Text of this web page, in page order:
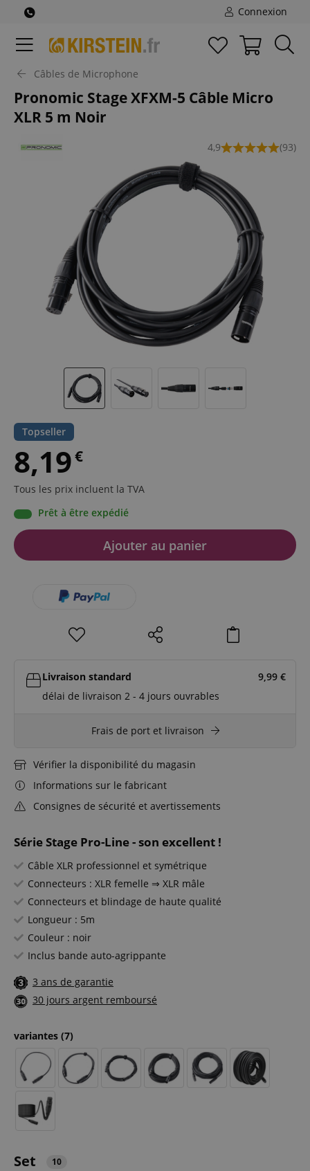
Connexion
Câbles de Microphone
Pronomic Stage XFXM-5 Câble Micro
XLR 5 m Noir
4,9 (93)
Série Stage Pro-Line - son excellent !
Câble XLR professionnel et symétrique
Connecteurs : XLR femelle ⇒ XLR mâle
Connecteurs et blindage de haute qualité
Longueur : 5m
Couleur : noir
Inclus bande auto-agrippante
3 ans de garantie
30 jours argent remboursé
variantes (7)
Topseller
8,19€
Tous les prix incluent la TVA
Prêt à être expédié
Ajouter au panier
Livraison standard 9,99 €
délai de livraison 2 - 4 jours ouvrables
Frais de port et livraison
Vérifier la disponibilité du magasin
Informations sur le fabricant
Consignes de sécurité et avertissements
Set 10